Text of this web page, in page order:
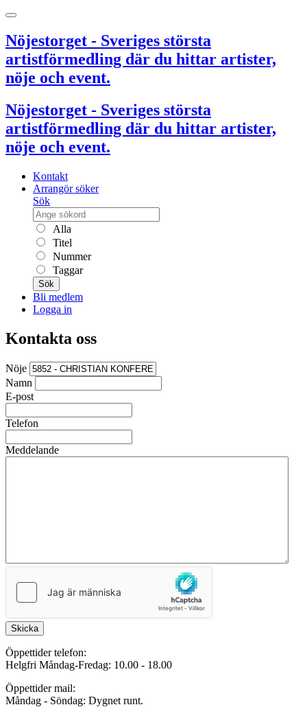
Nöjestorget - Sveriges största
artistförmedling där du hittar artister,
nöje och event.
Nöjestorget - Sveriges största
artistförmedling där du hittar artister,
nöje och event.
Kontakt
Arrangör söker
Sök
Alla
Titel
Nummer
Taggar
Sök
Bli medlem
Logga in
Kontakta oss
Nöje
Namn
E-post
Telefon
Meddelande
Skicka
Öppettider telefon:
Helgfri Måndag-Fredag: 10.00 - 18.00
Öppettider mail:
Måndag - Söndag: Dygnet runt.